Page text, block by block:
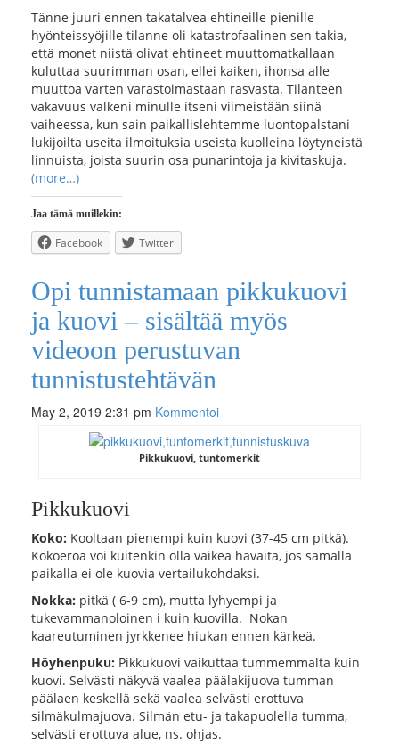
Tänne juuri ennen takatalvea ehtineille pienille
hyönteissyöjille tilanne oli katastrofaalinen sen takia,
että monet niistä olivat ehtineet muuttomatkallaan
kuluttaa suurimman osan, ellei kaiken, ihonsa alle
muuttoa varten varastoimastaan rasvasta. Tilanteen
vakavuus valkeni minulle itseni viimeistään siinä
vaiheessa, kun sain paikallislehtemme luontopalstani
lukijoilta useita ilmoituksia useista kuolleina löytyneistä
linnuista, joista suurin osa punarintoja ja kivitaskuja.
(more…)
Jaa tämä muillekin:
Facebook Twitter
Opi tunnistamaan pikkukuovi
ja kuovi – sisältää myös
videoon perustuvan
tunnistustehtävän
May 2, 2019 2:31 pm Kommentoi
Pikkukuovi, tuntomerkit
Pikkukuovi
Koko: Kooltaan pienempi kuin kuovi (37-45 cm pitkä).
Kokoeroa voi kuitenkin olla vaikea havaita, jos samalla
paikalla ei ole kuovia vertailukohdaksi.
Nokka: pitkä ( 6-9 cm), mutta lyhyempi ja
tukevammanoloinen i kuin kuovilla. Nokan
kaareutuminen jyrkkenee hiukan ennen kärkeä.
Höyhenpuku: Pikkukuovi vaikuttaa tummemmalta kuin
kuovi. Selvästi näkyvä vaalea päälakijuova tumman
päälaen keskellä sekä vaalea selvästi erottuva
silmäkulmajuova. Silmän etu- ja takapuolella tumma,
selvästi erottuva alue, ns. ohjas.